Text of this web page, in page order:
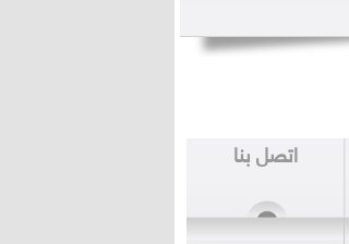
اتصل بنا